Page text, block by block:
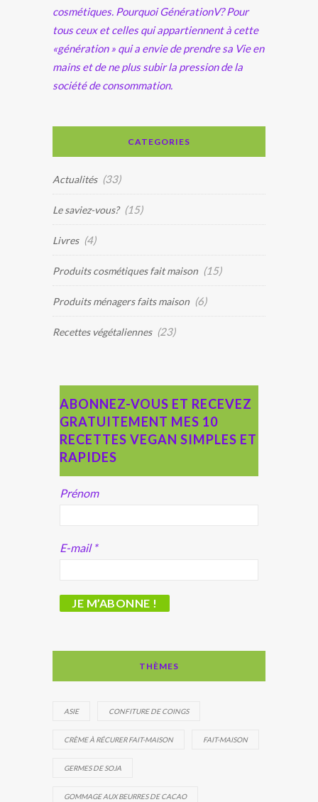
cosmétiques. Pourquoi GénérationV? Pour
tous ceux et celles qui appartiennent à cette
«génération » qui a envie de prendre sa Vie en
mains et de ne plus subir la pression de la
société de consommation.
CATEGORIES
Actualités (33)
Le saviez-vous? (15)
Livres (4)
Produits cosmétiques fait maison (15)
Produits ménagers faits maison (6)
Recettes végétaliennes (23)
ABONNEZ-VOUS ET RECEVEZ
GRATUITEMENT MES 10
RECETTES VEGAN SIMPLES ET
RAPIDES
Prénom
E-mail *
THÈMES
ASIE CONFITURE DE COINGS
CRÈME À RÉCURER FAIT-MAISON FAIT-MAISON
GERMES DE SOJA
GOMMAGE AUX BEURRES DE CACAO